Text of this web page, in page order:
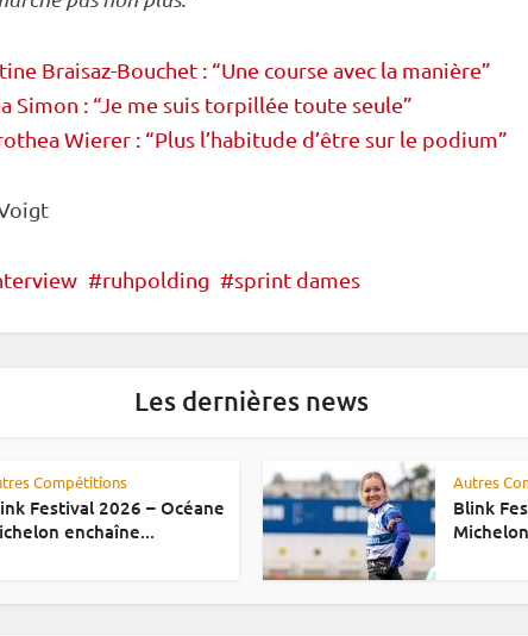
Braisaz-Bouchet : “Une course avec la manière”
Simon : “Je me suis torpillée toute seule”
Wierer : “Plus l’habitude d’être sur le podium”
ruhpolding sprint dames
Les dernières news
Compétitions
Festival 2026 – Océane
enchaîne...
Autres
Blink